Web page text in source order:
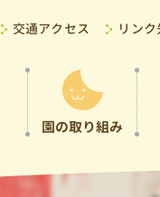
交通アクセス リンク
園の取り組み